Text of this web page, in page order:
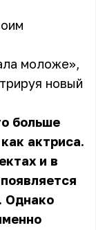
моложе»,
новый
больше
актриса.
и в
Однако